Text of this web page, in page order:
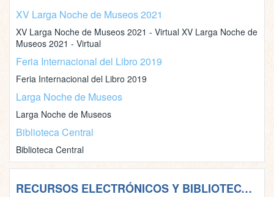
XV Larga Noche de Museos 2021
XV Larga Noche de Museos 2021 - Virtual XV Larga Noche de
Museos 2021 - Virtual
Feria Internacional del Libro 2019
Feria Internacional del Libro 2019
Larga Noche de Museos
Larga Noche de Museos
Biblioteca Central
Biblioteca Central
RECURSOS ELECTRÓNICOS Y BIBLIOTECAS VIRTUALES